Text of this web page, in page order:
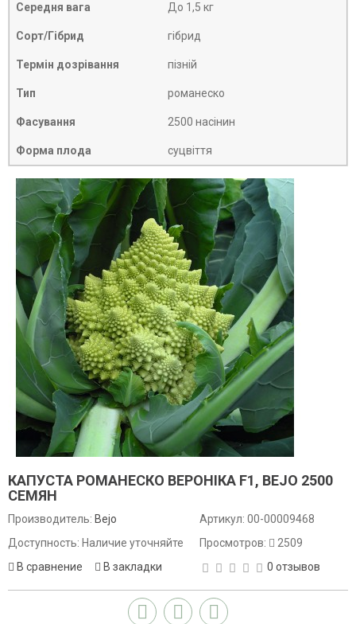
Середня вага До 1,5 кг
Сорт/Гібрид гібрид
Термін дозрівання пізній
Тип романеско
Фасування 2500 насінин
Форма плода суцвіття
КАПУСТА РОМАНЕСКО ВЕРОНІКА F1, BEJO 2500
СЕМЯН
Производитель: Bejo
Доступность: Наличие уточняйте
В сравнение
В закладки
Артикул: 00-00009468
Просмотров:
2509
0 отзывов